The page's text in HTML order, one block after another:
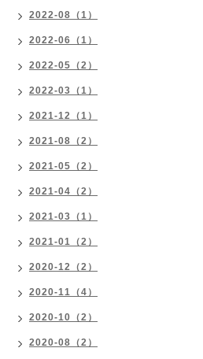
2022-08（1）
2022-06（1）
2022-05（2）
2022-03（1）
2021-12（1）
2021-08（2）
2021-05（2）
2021-04（2）
2021-03（1）
2021-01（2）
2020-12（2）
2020-11（4）
2020-10（2）
2020-08（2）